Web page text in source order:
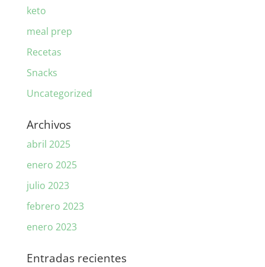
keto
meal prep
Recetas
Snacks
Uncategorized
Archivos
abril 2025
enero 2025
julio 2023
febrero 2023
enero 2023
Entradas recientes